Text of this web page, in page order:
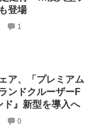
登場
1
ア、「プレミアム
ンドクルーザーF
』新型を導入へ
0